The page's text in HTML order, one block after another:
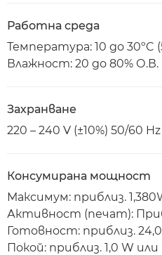
Работна среда
Температура: 10 до 30ºC
Влажност: 20 до 80% О.В.
Захранване
220 – 240 V (±10%) 50/60 Hz
Консумирана мощност
Максимум: приблиз.
Активност (печат):
Готовност: приблиз.
Покой: приблиз. 1,0 W